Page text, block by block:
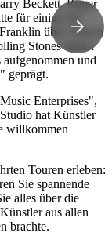
Beckett, Roger
für einige der
über Wilson
Stones haben
und
geprägt.
Enterprises",
hat Künstler
willkommen
Touren erleben:
Sie spannende
alles über die
aus allen
brachte.